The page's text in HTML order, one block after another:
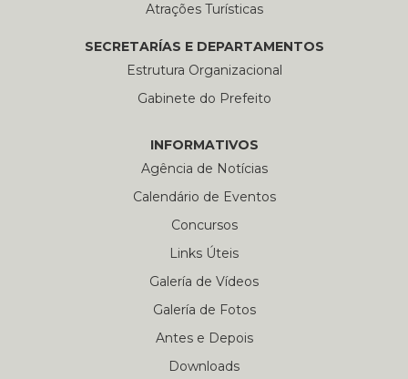
Atrações Turísticas
SECRETARÍAS E DEPARTAMENTOS
Estrutura Organizacional
Gabinete do Prefeito
INFORMATIVOS
Agência de Notícias
Calendário de Eventos
Concursos
Links Úteis
Galería de Vídeos
Galería de Fotos
Antes e Depois
Downloads